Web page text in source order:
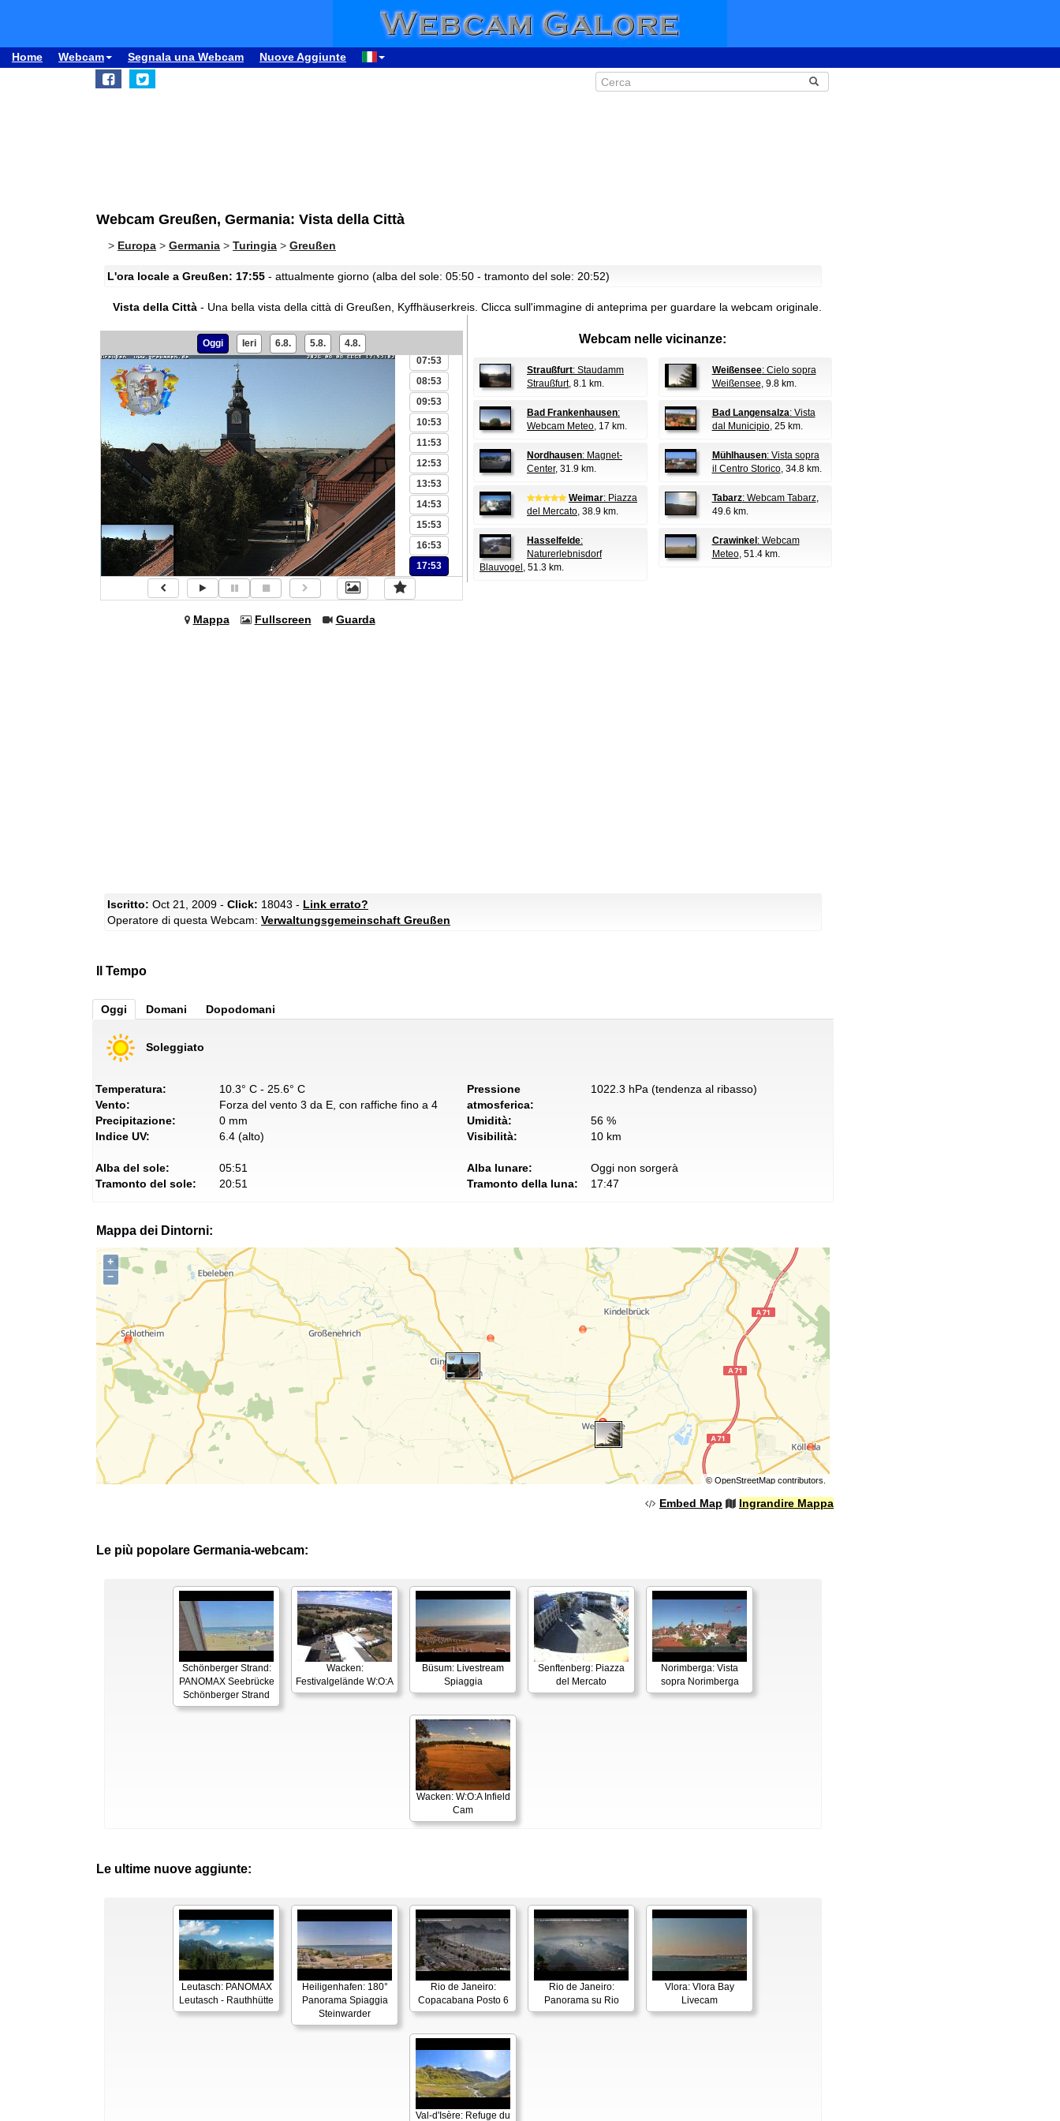
Home Webcam Segnala una Webcam Nuove Aggiunte
Webcam Greußen, Germania: Vista della Città
> Europa > Germania > Turingia > Greußen
L'ora locale a Greußen: 17:55 - attualmente giorno (alba del sole: 05:50 - tramonto del sole: 20:52)
Vista della Città- Una bella vista della città di Greußen, Kyffhäuserkreis. Clicca sull'immagine di anteprima per guardare la webcam originale.
Oggi Ieri 6.8. 5.8. 4.8.
03:53
07:53
08:53
09:53
10:53
11:53
12:53
13:53
14:53
15:53
16:53
17:53
Mappa Fullscreen Guarda
Webcam nelle vicinanze:
Straußfurt: Staudamm
Straußfurt, 8.1 km.
Weißensee: Cielo sopra
Weißensee, 9.8 km.
Bad Frankenhausen:
Webcam Meteo, 17 km.
Bad Langensalza: Vista
dal Municipio, 25 km.
Nordhausen: Magnet-
Center, 31.9 km.
Mühlhausen: Vista sopra
il Centro Storico, 34.8 km.
Weimar: Piazza
del Mercato, 38.9 km.
Tabarz: Webcam Tabarz,
49.6 km.
Hasselfelde:
Naturerlebnisdorf
Blauvogel , 51.3 km.
Crawinkel : Webcam
Meteo, 51.4 km.
Iscritto: Oct 21, 2009 - Click: 18043 - Link errato?
Operatore di questa Webcam: Verwaltungsgemeinschaft Greußen
Il Tempo
Oggi Domani Dopodomani
Soleggiato
Temperatura:
10.3° C - 25.6° C
Vento:
Forza del vento 3 da E, con raffiche fino a 4
Precipitazione:
0 mm
Indice UV:
6.4 (alto)
Pressione
atmosferica:
1022.3 hPa (tendenza al ribasso)
Umidità:
56 %
Visibilità:
10 km
Alba del sole:
05:51
Tramonto del sole:
20:51
Alba lunare:
Oggi non sorgerà
Tramonto della luna:
17:47
Mappa dei Dintorni:
+
−
© OpenStreetMapcontributors.
Embed Map Ingrandire Mappa
Le più popolare Germania-webcam:
Schönberger Strand:
PANOMAX Seebrücke
Schönberger Strand
Wacken:
Festivalgelände W:O:A
Büsum: Livestream
Spiaggia
Senftenberg: Piazza
del Mercato
Norimberga: Vista
sopra Norimberga
Wacken: W:O:A Infield
Cam
Le ultime nuove aggiunte:
Leutasch: PANOMAX
Leutasch - Rauthhütte
Heiligenhafen: 180°
Panorama Spiaggia
Steinwarder
Rio de Janeiro:
Copacabana Posto 6
Rio de Janeiro:
Panorama su Rio
Vlora: Vlora Bay
Livecam
Val-d'Isère: Refuge du